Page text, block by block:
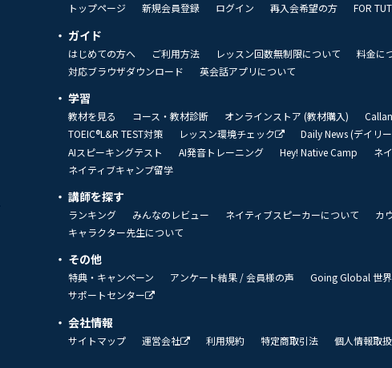
トップページ 新規会員登録 ログイン 再入会希望の方 FOR
ガイド
はじめての方へ ご利用方法 レッスン回数無制限について
料金に
対応ブラウザダウンロード
英会話アプリについて
学習
教材を見る コース・教材診断 オンラインストア (教材購入)
TOEIC®L&R TEST対策
レッスン環境チェック
Daily News (デイリ
AIスピーキングテスト
AI発音トレーニング Hey! Native Camp
ネ
ネイティブキャンプ留学
講師を探す
ランキング みんなのレビュー ネイティブスピーカーについて
カ
キャラクター先生について
その他
特典・キャンペーン アンケート結果 / 会員様の声
Going Global 世
サポートセンター
会社情報
サイトマップ 運営会社 利用規約 特定商取引法 個人情報取